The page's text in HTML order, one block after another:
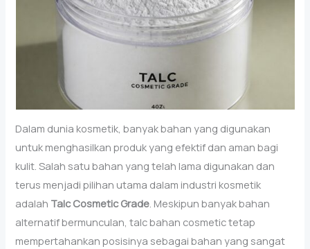
Dalam dunia kosmetik, banyak bahan yang digunakan
untuk menghasilkan produk yang efektif dan aman bagi
kulit. Salah satu bahan yang telah lama digunakan dan
terus menjadi pilihan utama dalam industri kosmetik
adalah Talc Cosmetic Grade. Meskipun banyak bahan
alternatif bermunculan, talc bahan cosmetic tetap
mempertahankan posisinya sebagai bahan yang sangat